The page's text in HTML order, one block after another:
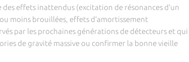
des effets inattendus (excitation de résonances d’un
moins brouillées, effets d’amortissement
par les prochaines générations de détecteurs et qui
de gravité massive ou confirmer la bonne vieille